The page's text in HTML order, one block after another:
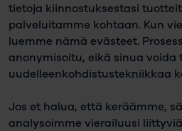
tietoja kiinnostuksestasi
palveluitamme kohtaan. Kun
luemme nämä evästeet.
anonymisoitu, eikä sinua voida
uudelleenkohdistustekniikkaa
Jos et halua, että keräämme,
analysoimme vierailuusi